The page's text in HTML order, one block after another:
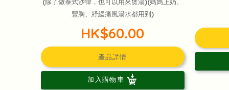
豐胸、紓緩痛風湯水都用到)
HK$60.00
產品詳情
加入購物車